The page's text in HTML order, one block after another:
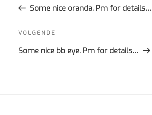
bericht
Some nice oranda. Pm for details…
Volgend
bericht
VOLGENDE
Some nice bb eye. Pm for details…